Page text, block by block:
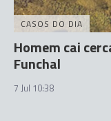
CASOS DO DIA
Homem cai
Funchal
7 Jul 10:38